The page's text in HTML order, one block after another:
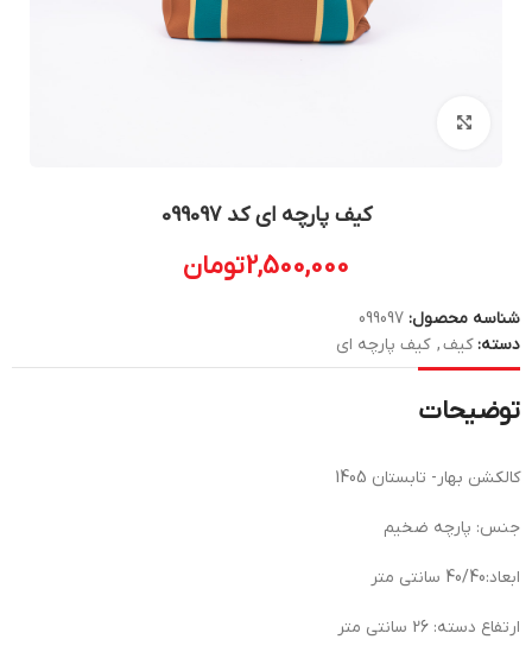
کیف پارچه ای کد 099097
2,500,000تومان
شناسه محصول: 099097
دسته: کیف, کیف پارچه ای
توضیحات
کالکشن بهار- تابستان 1405
جنس: پارچه ضخیم
ابعاد:40/40 سانتی متر
ارتفاع دسته: 26 سانتی متر